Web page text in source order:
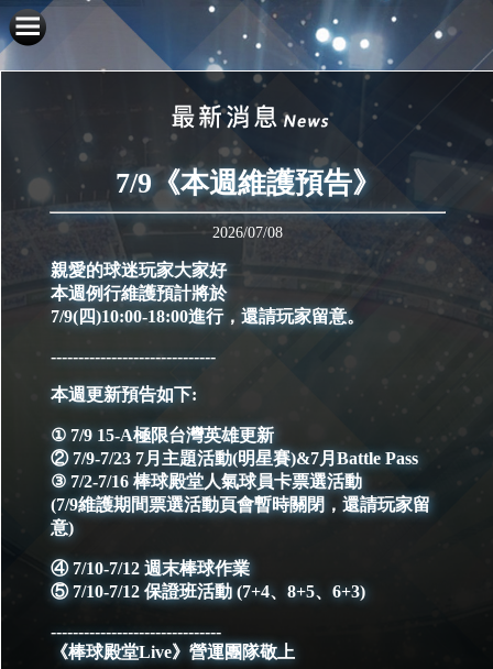
7/9《本週維護預告》
2026/07/08
親愛的球迷玩家大家好
本週例行維護預計將於
7/9(四)10:00-18:00進行，還請玩家留意。
------------------------------
本週更新預告如下:
① 7/9 15-A極限台灣英雄更新
② 7/9-7/23 7月主題活動(明星賽)&7月Battle Pass
③ 7/2-7/16 棒球殿堂人氣球員卡票選活動
(7/9維護期間票選活動頁會暫時關閉，還請玩家留
意)
④ 7/10-7/12 週末棒球作業
⑤ 7/10-7/12 保證班活動 (7+4、8+5、6+3)
-------------------------------
《棒球殿堂Live》營運團隊敬上